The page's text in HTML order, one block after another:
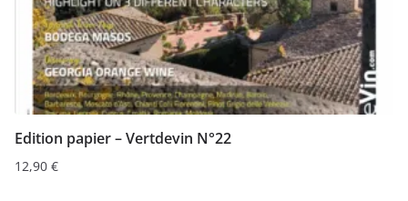
Edition papier – Vertdevin N°22
12,90 €